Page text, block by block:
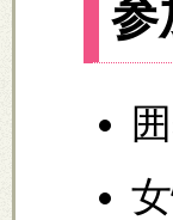
参